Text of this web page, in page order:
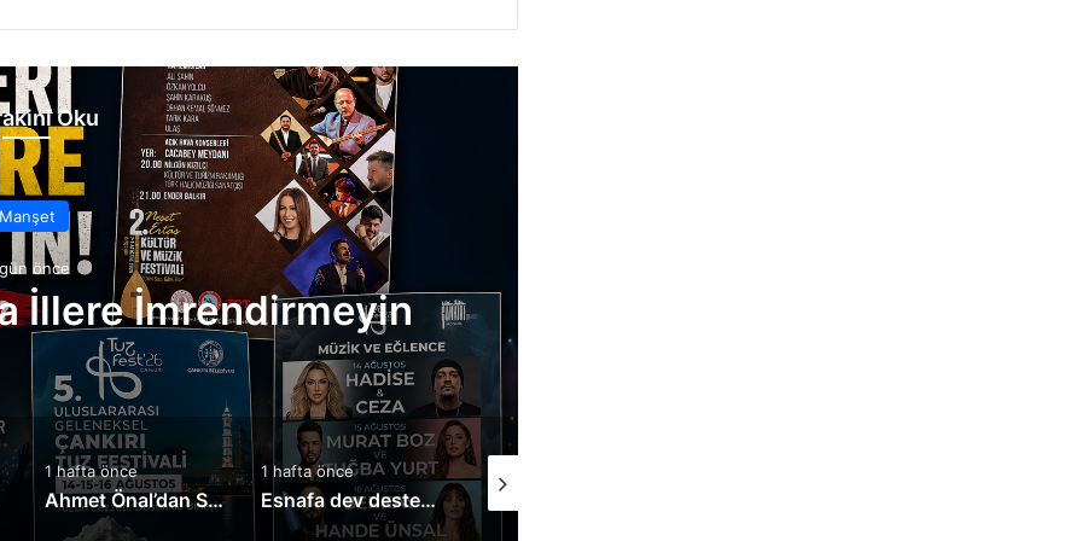
Oku
Manşet
önce
İllere İmrendirmeyin
1 hafta önce
Ahmet Önal’dan Sürücü Adaylarına Müjde!
1 hafta önce
Esnafa dev destek: Kredi limitleri yükseltildi